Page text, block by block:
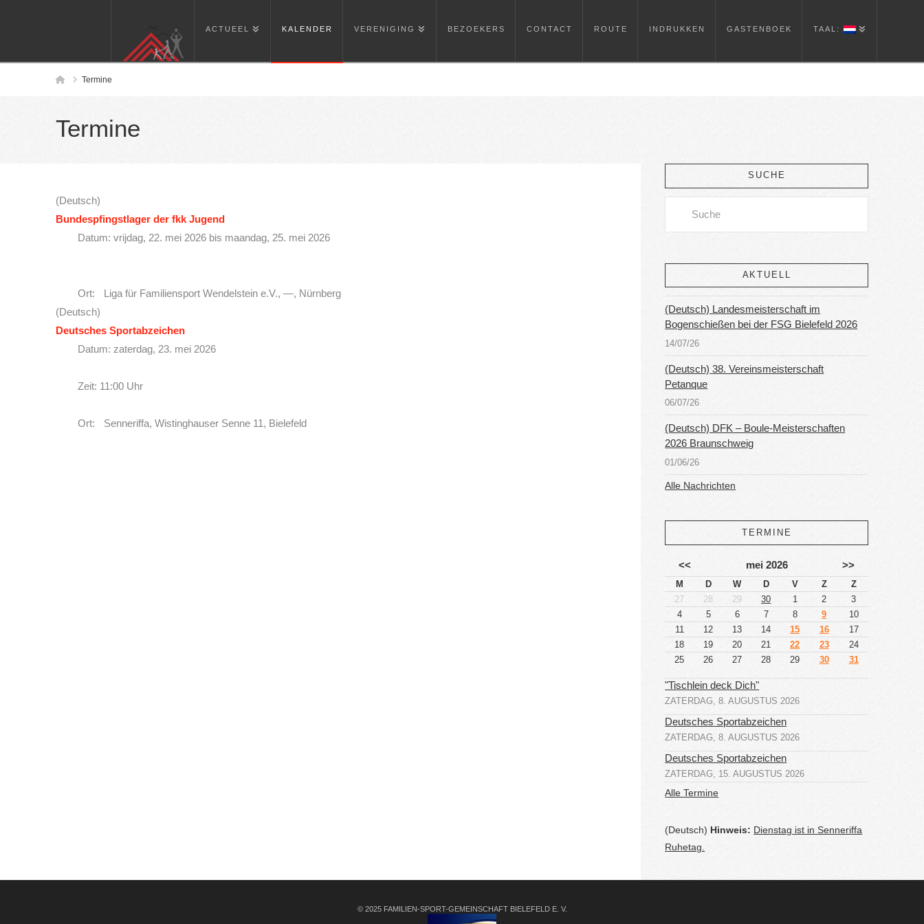
ACTUEEL KALENDER VERENIGING BEZOEKERS CONTACT ROUTE INDRUKKEN GASTENBOEK TAAL:
HomeTermine
Termine
(Deutsch)
Bundespfingstlager der fkk Jugend
Datum: vrijdag, 22. mei 2026 bis maandag, 25. mei 2026
Ort: Liga für Familiensport Wendelstein e.V., —, Nürnberg
(Deutsch)
Deutsches Sportabzeichen
Datum: zaterdag, 23. mei 2026
Zeit: 11:00 Uhr
Ort: Senneriffa, Wistinghauser Senne 11, Bielefeld
SUCHE
AKTUELL
(Deutsch) Landesmeisterschaft im
Bogenschießen bei der FSG Bielefeld 2026
14/07/26
(Deutsch) 38. Vereinsmeisterschaft
Petanque
06/07/26
(Deutsch) DFK – Boule-Meisterschaften
2026 Braunschweig
01/06/26
Alle Nachrichten
TERMINE
<< mei 2026 >>
M D W D V Z
Z
27
28 29 30 1 2
3
4
5 6 7 8 9
10
11
12 13 14 15 16
17
18
19 20 21 22 23
24
25
26 27 28 29 30 31
"Tischlein deck Dich"
ZATERDAG, 8. AUGUSTUS 2026
Deutsches Sportabzeichen
ZATERDAG, 8. AUGUSTUS 2026
Deutsches Sportabzeichen
ZATERDAG, 15. AUGUSTUS 2026
Alle Termine
(Deutsch) Hinweis: Dienstag ist in Senneriffa
Ruhetag.
© 2025 FAMILIEN-SPORT-GEMEINSCHAFT BIELEFELD E. V.